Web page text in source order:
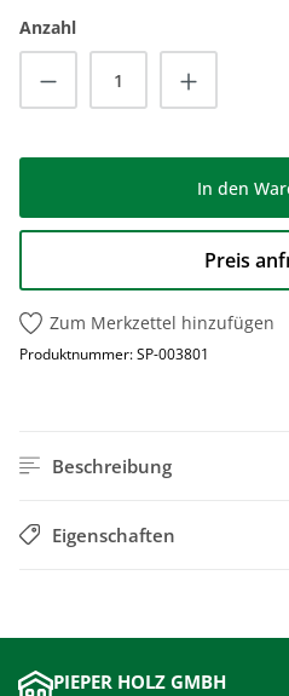
Anzahl
Produkt Anzahl:
In den
Preis
Zum Merkzettel hinzufügen
Produktnummer:SP-003801
Beschreibung
Eigenschaften
PIEPER HOLZ GMBH